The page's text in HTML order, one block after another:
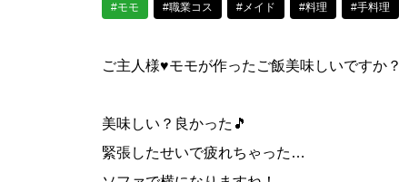
#モモ #職業コス #メイド #料理 #手料理
ご主人様♥モモが作ったご飯美味しいですか？
美味しい？良かった🎵
緊張したせいで疲れちゃった…